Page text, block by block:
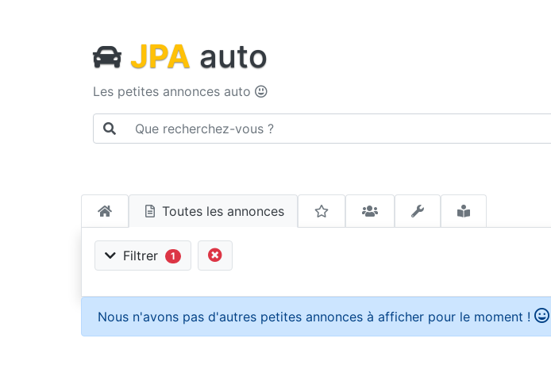
JPA auto
Les petites annonces auto
Toutes les annonces
Filtrer 1
Nous n'avons pas d'autres petites annonces à afficher pour le moment !